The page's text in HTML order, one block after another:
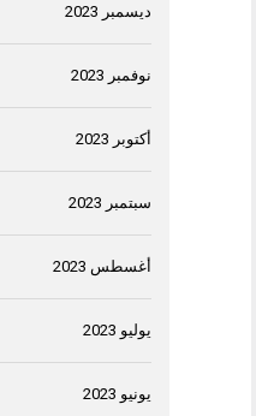
ديسمبر 2023
نوفمبر 2023
أكتوبر 2023
سبتمبر 2023
أغسطس 2023
يوليو 2023
يونيو 2023